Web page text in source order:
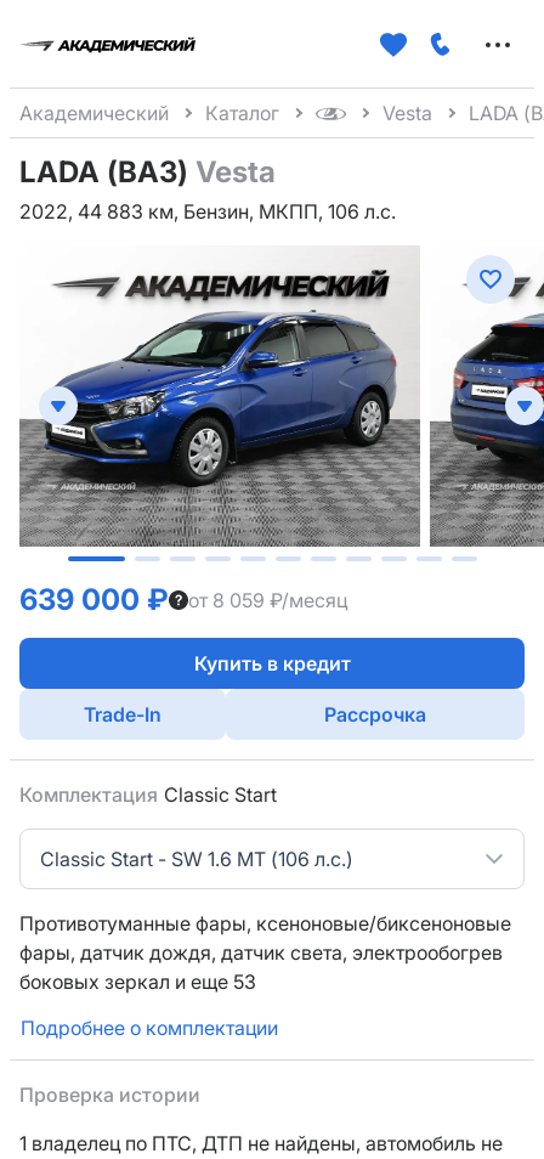
Академический Каталог Vesta LADA
LADA (ВАЗ) Vesta
2022, 44 883 км, Бензин, МКПП, 106 л.с.
639 000 ₽ от 8 059 ₽/месяц
Купить в кредит
Trade-In Рассрочка
Комплектация Classic Start
Classic Start - SW 1.6 MT (106 л.с.)
Противотуманные фары, ксеноновые/биксеноновые
фары, датчик дождя, датчик света, электрообогрев
боковых зеркал и еще 53
Подробнее о комплектации
Проверка истории
1 владелец по ПТС, ДТП не найдены, автомобиль не